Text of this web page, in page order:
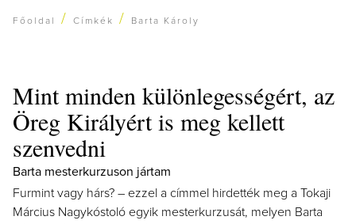
Főoldal / Címkék / Barta Károly
Mint minden különlegességért, az
Öreg Királyért is meg kellett
szenvedni
Barta mesterkurzuson jártam
Furmint vagy hárs? – ezzel a címmel hirdették meg a Tokaji
Március Nagykóstoló egyik mesterkurzusát, melyen Barta